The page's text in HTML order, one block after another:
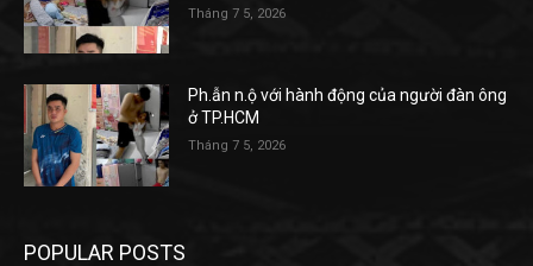
Tháng 7 5, 2026
Ph.ẫn n.ộ với hành động của người đàn ông
ở TP.HCM
Tháng 7 5, 2026
POPULAR POSTS